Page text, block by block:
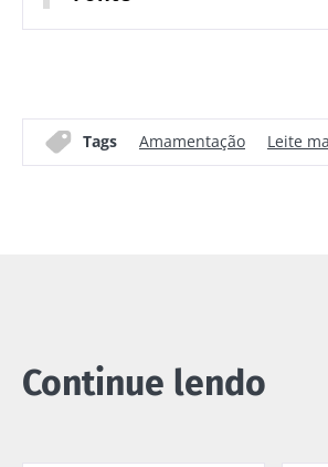
Tags Amamentação Leite
Continue lendo